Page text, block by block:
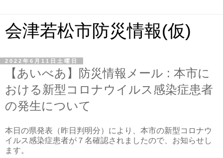
会津若松市防災情報(仮)
2022年6月11日土曜日
【あいべあ】防災情報メール : 本市に
おける新型コロナウイルス感染症患者
の発生について
本日の県発表（昨日判明分）により、本市の新型コロナウ
イルス感染症患者が７名確認されましたので、お知らせし
ます。